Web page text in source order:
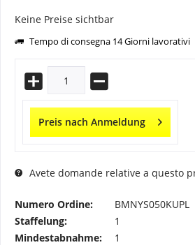
Keine Preise sichtbar
Tempo di consegna 14 Giorni lavorativi
Preis nach Anmeldung
Avete domande relative a questo
Numero Ordine:
BMNYS050KUPL
Staffelung:
1
Mindestabnahme:
1